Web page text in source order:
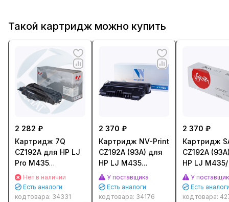
Такой картридж можно купить
2 282 ₽
Картридж 7Q
CZ192A для HP LJ
Pro M435
(12000стр.)
Нет в наличии
Есть аналоги
код товара: 34331
2 370 ₽
Картридж NV-Print
CZ192A (93A) для
HP LJ M435
(12000стр.)
У поставщика
Есть аналоги
код товара: 34176
2 370 ₽
Картридж
CZ192A
HP LJ
M706
Черный
У
Есть
код товара: